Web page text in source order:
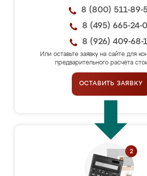
8 (800) 511-89-
8 (495) 665-24-
8 (926) 409-68-
Или оставьте заявку на сайте для
предварительного расчёта
ОСТАВИТЬ ЗАЯВКУ